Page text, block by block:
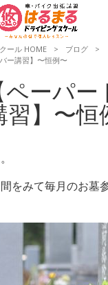
ール HOME
> ブログ
>
ー講習】〜恒例〜
ペーパー
習】〜恒
をみて毎月のお墓